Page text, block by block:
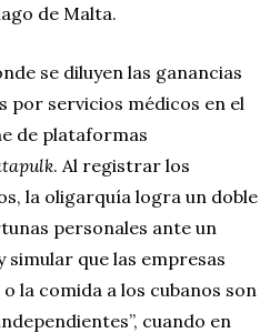
de Malta.
se diluyen las ganancias
por servicios médicos en el
de plataformas
. Al registrar los
la oligarquía logra un doble
personales ante un
que las empresas
la comida a los cubanos son
cuando en